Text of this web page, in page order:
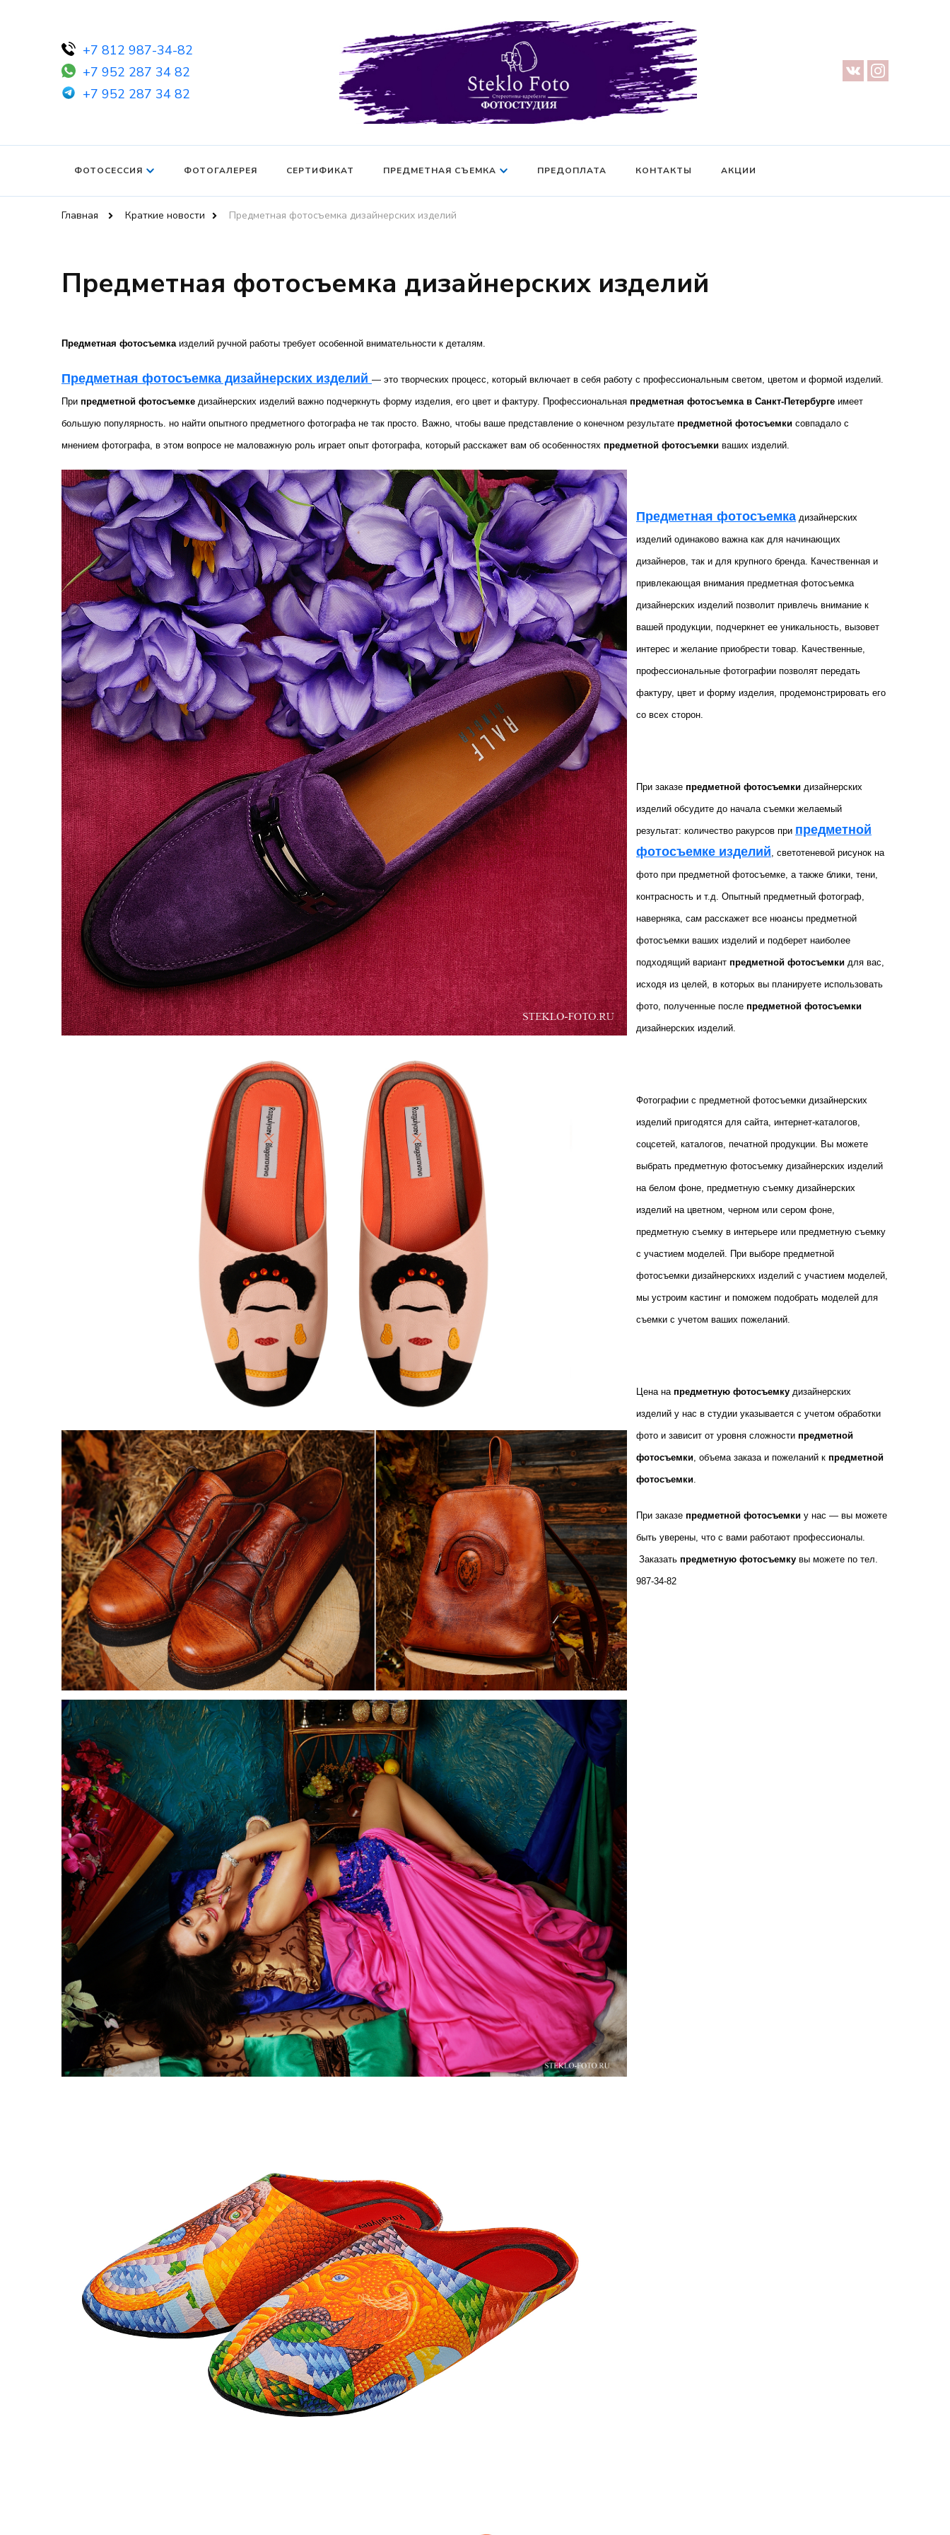
+7 812 987-34-82
+7 952 287 34 82
+7 952 287 34 82
манекен — Сертификат на фотосессию
ФОТОСЕССИЯ ФОТОГАЛЕРЕЯ СЕРТИФИКАТ ПРЕДМЕТНАЯ СЪЕМКА ПРЕДОПЛАТА КОНТАКТЫ АКЦИИ
Главная Краткие новости Предметная фотосъемка дизайнерских изделий
Предметная фотосъемка дизайнерских изделий
Предметная фотосъемка изделий ручной работы требует особенной внимательности к деталям.
Предметная фотосъемка дизайнерских изделий — это творческих процесс, который включает в себя работу с профессиональным светом, цветом и формой изделий.
При предметной фотосъемке дизайнерских изделий важно подчеркнуть форму изделия, его цвет и фактуру. Профессиональная предметная фотосъемка в Санкт-Петербурге имеет
большую популярность. но найти опытного предметного фотографа не так просто. Важно, чтобы ваше представление о конечном результате предметной фотосъемки совпадало с
мнением фотографа, в этом вопросе не маловажную роль играет опыт фотографа, который расскажет вам об особенностях предметной фотосъемки ваших изделий.
Предметная фотосъемка дизайнерских
изделий одинаково важна как для начинающих
дизайнеров, так и для крупного бренда. Качественная и
привлекающая внимания предметная фотосъемка
дизайнерских изделий позволит привлечь внимание к
вашей продукции, подчеркнет ее уникальность, вызовет
интерес и желание приобрести товар. Качественные,
профессиональные фотографии позволят передать
фактуру, цвет и форму изделия, продемонстрировать его
со всех сторон.
При заказе предметной фотосъемки дизайнерских
изделий обсудите до начала съемки желаемый
результат: количество ракурсов при предметной
фотосъемке изделий , светотеневой рисунок на
фото при предметной фотосъемке, а также блики, тени,
контрасность и т.д. Опытный предметный фотограф,
наверняка, сам расскажет все нюансы предметной
фотосъемки ваших изделий и подберет наиболее
подходящий вариант предметной фотосъемки для вас,
исходя из целей, в которых вы планируете использовать
фото, полученные после предметной фотосъемки
дизайнерских изделий.
Фотографии с предметной фотосъемки дизайнерских
изделий пригодятся для сайта, интернет-каталогов,
соцсетей, каталогов, печатной продукции. Вы можете
выбрать предметную фотосъемку дизайнерских изделий
на белом фоне, предметную съемку дизайнерских
изделий на цветном, черном или сером фоне,
предметную съемку в интерьере или предметную съемку
с участием моделей. При выборе предметной
фотосъемки дизайнерскихх изделий с участием моделей,
мы устроим кастинг и поможем подобрать моделей для
съемки с учетом ваших пожеланий.
Цена на предметную фотосъемку дизайнерских
изделий у нас в студии указывается с учетом обработки
фото и зависит от уровня сложности предметной
фотосъемки , объема заказа и пожеланий к предметной
фотосъемки
При заказе предметной фотосъемки у нас — вы можете
быть уверены, что с вами работают профессионалы.
Заказать предметную фотосъемку вы можете по тел.
987-34-82